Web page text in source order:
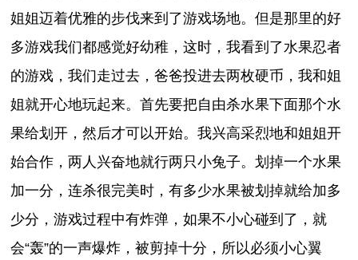
姐姐迈着优雅的步伐来到了游戏场地。但是那里的好
多游戏我们都感觉好幼稚，这时，我看到了水果忍者
的游戏，我们走过去，爸爸投进去两枚硬币，我和姐
姐就开心地玩起来。首先要把自由杀水果下面那个水
果给划开，然后才可以开始。我兴高采烈地和姐姐开
始合作，两人兴奋地就行两只小兔子。划掉一个水果
加一分，连杀很完美时，有多少水果被划掉就给加多
少分，游戏过程中有炸弹，如果不小心碰到了，就
会“轰”的一声爆炸，被剪掉十分，所以必须小心翼